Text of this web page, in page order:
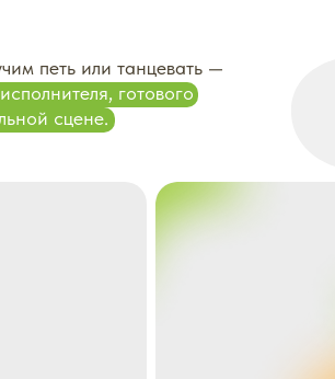
петь или танцевать —
готового
сцене.